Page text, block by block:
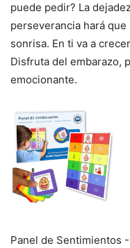
puede pedir? La
perseverancia hará
sonrisa. En ti va a
Disfruta del embarazo,
emocionante.
Panel de Sentimientos